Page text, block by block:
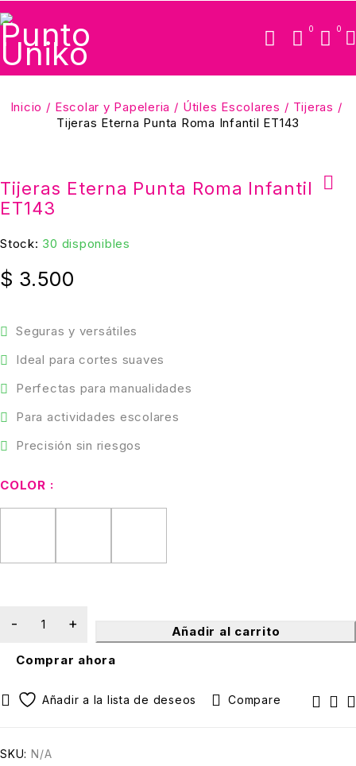
0 0
Inicio / Escolar y Papeleria / Útiles Escolares / Tijeras /
Tijeras Eterna Punta Roma Infantil ET143
Tijeras Eterna Punta Roma Infantil
ET143
Stock: 30 disponibles
Seguras y versátiles
Ideal para cortes suaves
Perfectas para manualidades
Para actividades escolares
Precisión sin riesgos
$ 3.500
COLOR
Añadir al carrito
Comprar ahora
Compare
SKU: N/A